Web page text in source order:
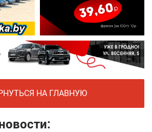
НА ГЛАВНУЮ